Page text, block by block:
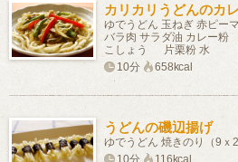
カリカリうどんのカ
ゆでうどん 玉ねぎ 赤ピー
バラ肉 サラダ油 カレー粉
こしょう 片栗粉 水
10分
658kcal
うどんの磯辺揚げ
ゆでうどん 焼きのり（9ｘ
10分
116kcal